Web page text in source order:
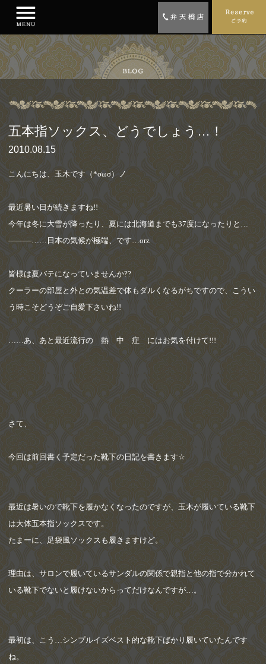
五本指ソックス、どうでしょう…！
2010.08.15
こんにちは、玉木です（*σωσ）ノ
最近暑い日が続きますね!!
今年は冬に大雪が降ったり、夏には北海道までも37度になったりと …
―――……
日本の気候が極端、です …orz
皆様は夏バテになっていませんか??
クーラーの部屋と外との気温差で体もダルくなるがちですので、こうい
う時こそどうぞご自愛下さいね!!
あ、あと最近流行の 熱 中 症 にはお気を付けて!!!
さて、
今回は前回書く予定だった靴下の日記を書きます☆
最近は暑いので靴下を履かなくなったのですが、玉木が履いている靴下
は大体五本指ソックスです。
たまーに、足袋風ソックスも履きますけど。
理由は、サロンで履いているサンダルの関係で親指と他の指で分かれて
いる靴下でないと履けないからってだけなんですが
。
最初は、こう … シンプルイズベスト的な靴下ばかり履いていたんです
ね。